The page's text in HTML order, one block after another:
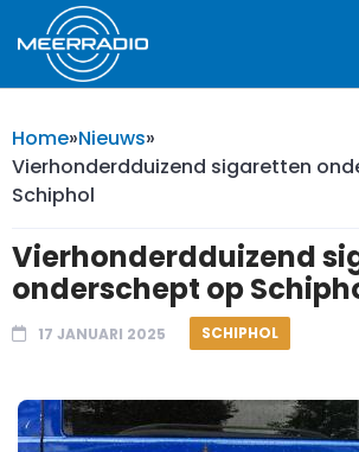
Home»Nieuws»
Vierhonderdduizend sigaretten
Schiphol
Vierhonderdduizend
onderschept op
17 JANUARI 2025 SCHIPHOL